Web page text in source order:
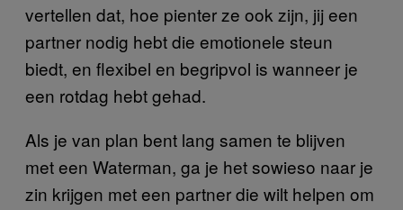
vertellen dat, hoe pienter ze ook zijn, jij een
partner nodig hebt die emotionele steun
biedt, en flexibel en begripvol is wanneer je
een rotdag hebt gehad.
Als je van plan bent lang samen te blijven
met een Waterman, ga je het sowieso naar je
zin krijgen met een partner die wilt helpen om